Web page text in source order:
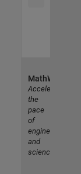
MathWorks
Accelerating
the
pace
of
engineering
and
science